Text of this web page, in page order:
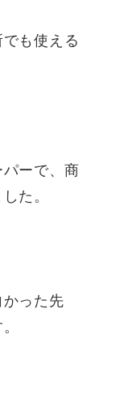
も使える
ーで、商
た。
った先